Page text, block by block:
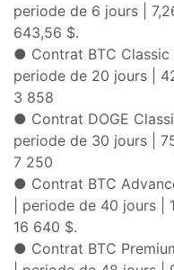
periode de 6 jours |
643,56 $.
● Contrat BTC Classic
periode de 20 jours |
3 858
● Contrat DOGE
periode de 30 jours |
7 250
● Contrat BTC
| periode de 40 jours
16 640 $.
● Contrat BTC